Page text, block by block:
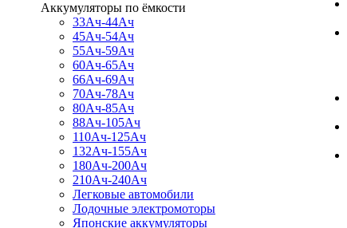
Аккумуляторы по ёмкости
33Ач-44Ач
45Ач-54Ач
55Ач-59Ач
60Ач-65Ач
66Ач-69Ач
70Ач-78Ач
80Ач-85Ач
88Ач-105Ач
110Ач-125Ач
132Ач-155Ач
180Ач-200Ач
210Ач-240Ач
Легковые автомобили
Лодочные электромоторы
Японские аккумуляторы